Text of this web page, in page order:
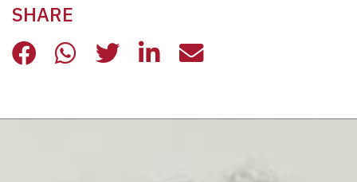
SHARE
BIBLIOTECA DEL CONFINE: I
BIBLIOTECA DEL CONFINE: I
BIBLIOTECA DEL
BIBLIOTECA DEL
BIBLIOTECA